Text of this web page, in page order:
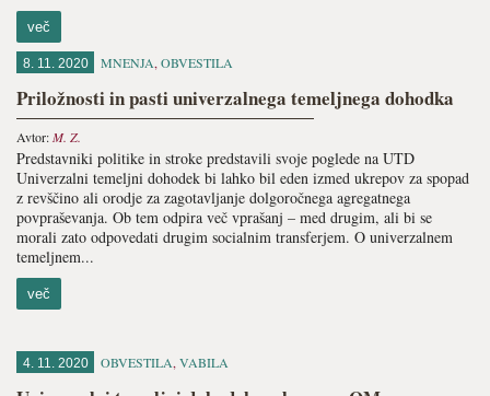
več
8. 11. 2020 MNENJA, OBVESTILA
Priložnosti in pasti univerzalnega temeljnega dohodka
Avtor:M. Z.
Predstavniki politike in stroke predstavili svoje poglede na UTD
Univerzalni temeljni dohodek bi lahko bil eden izmed ukrepov za spopad
z revščino ali orodje za zagotavljanje dolgoročnega agregatnega
povpraševanja. Ob tem odpira več vprašanj – med drugim, ali bi se
morali zato odpovedati drugim socialnim transferjem. O univerzalnem
temeljnem...
več
4. 11. 2020 OBVESTILA, VABILA